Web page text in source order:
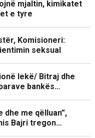
mjaltin, kimikatet
e tyre
Komisioneri:
seksual
lekë/ Bitraj dhe
bankës…
dhe me qëlluan”,
Bajri tregon…